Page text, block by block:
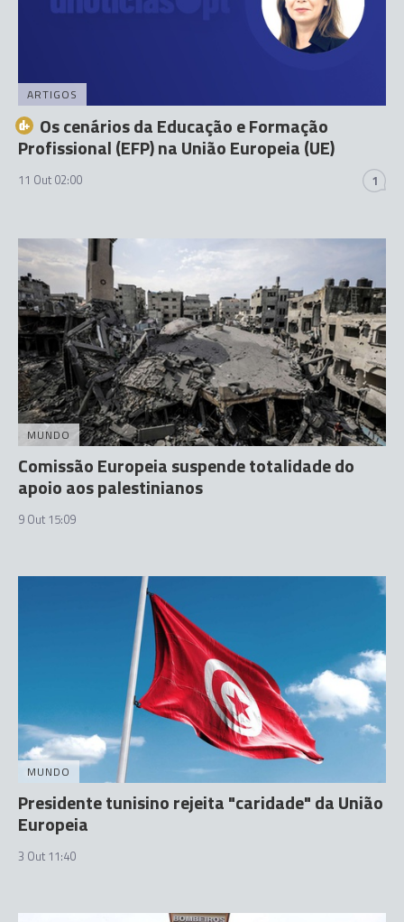
ARTIGOS
Os cenários da Educação e Formação
Profissional (EFP) na União Europeia (UE)
11 Out 02:00 1
MUNDO
Comissão Europeia suspende totalidade do
apoio aos palestinianos
9 Out 15:09
MUNDO
Presidente tunisino rejeita "caridade" da União
Europeia
3 Out 11:40